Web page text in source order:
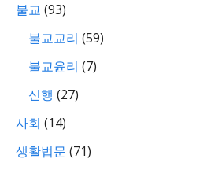
불교 (93)
불교교리 (59)
불교윤리 (7)
신행 (27)
사회 (14)
생활법문 (71)